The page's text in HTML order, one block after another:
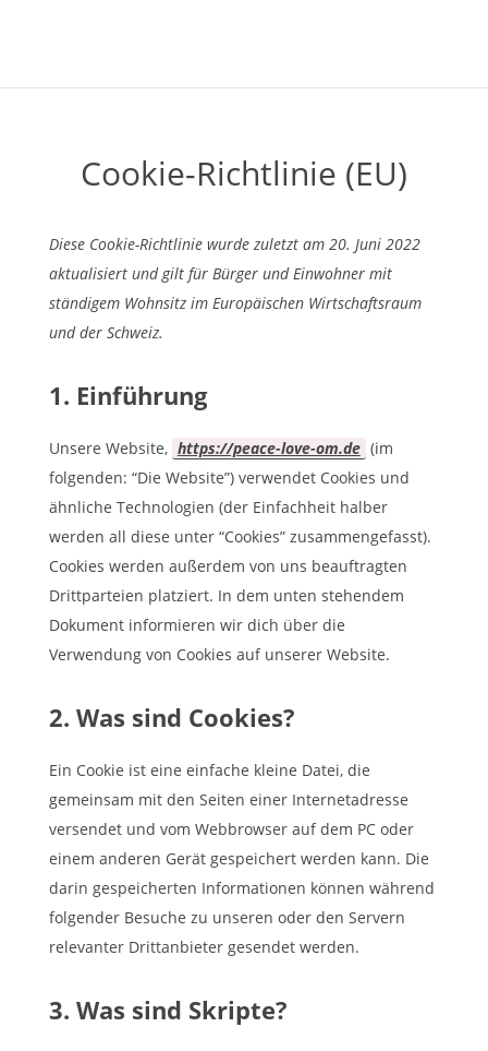
Cookie-Richtlinie (EU)
Diese Cookie-Richtlinie wurde zuletzt am 20. Juni 2022
aktualisiert und gilt für Bürger und Einwohner mit
ständigem Wohnsitz im Europäischen Wirtschaftsraum
und der Schweiz.
1. Einführung
Unsere Website, https://peace-love-om.de (im
folgenden: “Die Website”) verwendet Cookies und
ähnliche Technologien (der Einfachheit halber
werden all diese unter “Cookies” zusammengefasst).
Cookies werden außerdem von uns beauftragten
Drittparteien platziert. In dem unten stehendem
Dokument informieren wir dich über die
Verwendung von Cookies auf unserer Website.
2. Was sind Cookies?
Ein Cookie ist eine einfache kleine Datei, die
gemeinsam mit den Seiten einer Internetadresse
versendet und vom Webbrowser auf dem PC oder
einem anderen Gerät gespeichert werden kann. Die
darin gespeicherten Informationen können während
folgender Besuche zu unseren oder den Servern
relevanter Drittanbieter gesendet werden.
3. Was sind Skripte?